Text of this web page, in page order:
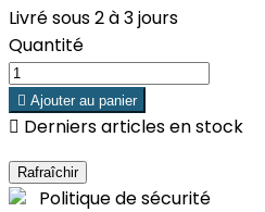
Livré sous 2 à 3 jours
Quantité
 Ajouter au panier
 Derniers articles en stock
Politique de sécurité